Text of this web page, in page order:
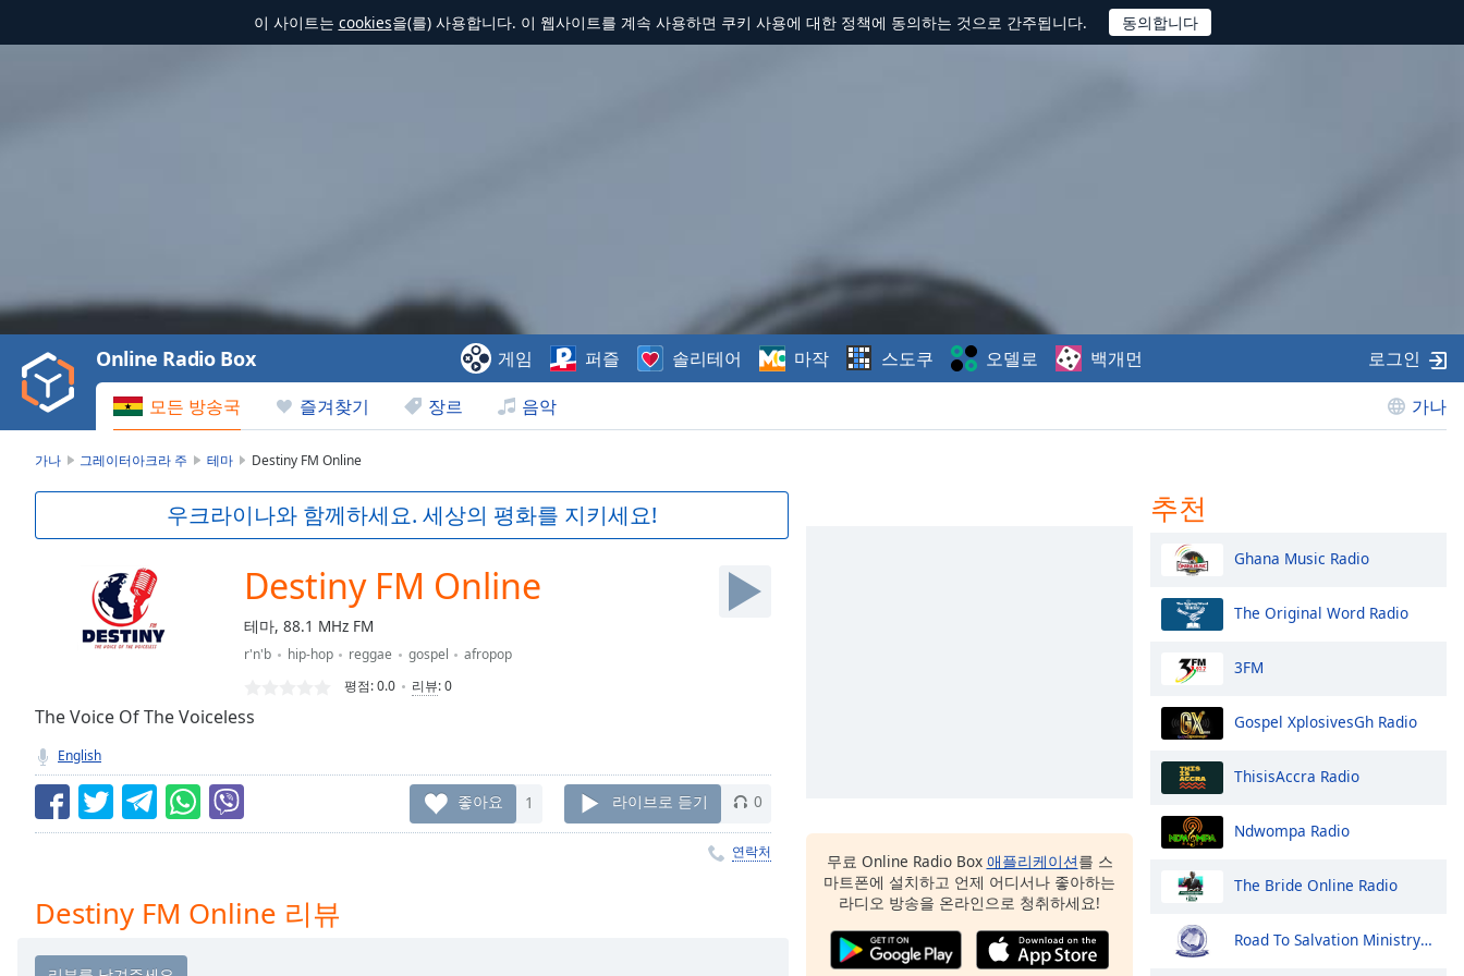
이 사이트는 cookies을(를) 사용합니다. 이 웹사이트를 계속 사용하면 쿠키 사용에 대한 정책에 동의하는 것으로 간주됩니다.
loading.
Video
Play
Backward
Skip
Current
Seek to
currently
behind
LIVE
Remaining
Time-
Playback
모든 방송국 즐겨찾기 장르 음악 가나
Online Radio Box 게임 퍼즐 솔리테어 마작 스도쿠 오델로 백개먼 로그인
가나 그레이터아크라 주 테마 Destiny FM Online
우크라이나와 함께하세요. 세상의 평화를 지키세요!
Destiny FM Online
테마, 88.1 MHz FM
r'n'b hip-hop reggae gospel
afropop
평점:0.0 리뷰:0
The Voice Of The Voiceless
English
좋아요 1 라이브로 듣기 0
연락처
Destiny FM Online 리뷰
무료 Online Radio Box 애플리케이션를 스
마트폰에 설치하고 언제 어디서나 좋아하는
라디오 방송을 온라인으로 청취하세요!
추천
Ghana Music Radio
The Original Word Radio
3FM
Gospel XplosivesGh Radio
ThisisAccra Radio
Ndwompa Radio
The Bride Online Radio
Road To Salvation Ministry Radio